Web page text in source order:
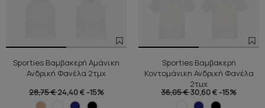
Sporties Βαμβακερή Αμάνικη
Ανδρική Φανέλα 2τμχ
28,75 €24,40 € -15%
Sporties Βαμβακερή
Κοντομάνικη Ανδρική Φανέλα
2τμχ
36,05 €30,60 € -15%